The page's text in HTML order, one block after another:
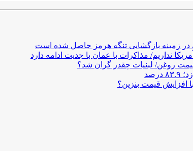
در زمینه بازگشایی تنگه هرمز حاصل شده است
نداریم/ مذاکرات با عمان با جدیت ادامه دارد
افزایش قیمت بنزین؟